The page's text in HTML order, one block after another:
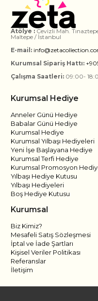
Atölye : Cevizli Mah.
Maltepe / İstanbul
E-mail:
Kurumsal Sipariş Hattı:
Çalışma Saatleri: 09:00-
Kurumsal Hediye
Anneler Günü Hediye
Babalar Günü Hediye
Kurumsal Hediye
Kurumsal Yılbaşı Hediyeleri
Yeni İşe Başlayana Hediye
Kurumsal Terfi Hediye
Kurumsal Promosyon
Yılbaşı Hediye Kutusu
Yılbaşı Hediyeleri
Boş Hediye Kutusu
Kurumsal
Biz Kimiz?
Mesafeli Satış Sözleşmesi
İptal ve İade Şartları
Kişisel Veriler Politikası
Referanslar
İletişim